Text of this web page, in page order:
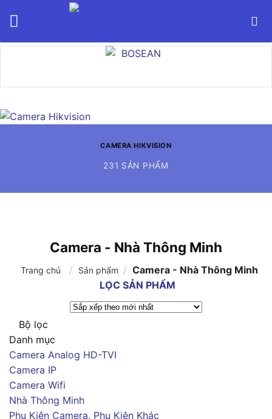
CAMERA HIKVISION
231 SẢN PHẨM
Camera - Nhà Thông Minh
Trang chủ / Sản phẩm / Camera - Nhà Thông Minh
LỌC SẢN PHẨM
Bộ lọc
Danh mục
Camera Analog HD-TVI
Camera IP
Camera Wifi
Nhà Thông Minh
Phụ Kiện Camera, Phụ Kiện Khác